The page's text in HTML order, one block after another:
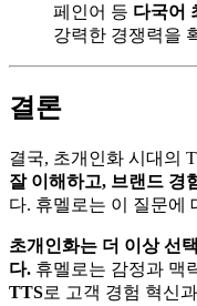
페인어 등 다국어
강력한 경쟁력을
결론
결국, 초개인화 시대의
잘 이해하고, 브랜드 경
다. 휴멜로는 이 질문에
초개인화는 더 이상 선
다. 휴멜로는 감정과 맥
TTS로 고객 경험 혁신